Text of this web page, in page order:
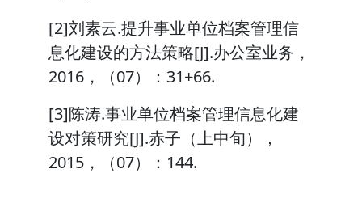
[2]刘素云.提升事业单位档案管理信
息化建设的方法策略[J].办公室业务，
2016，（07）：31+66.
[3]陈涛.事业单位档案管理信息化建
设对策研究[J].赤子（上中旬），
2015，（07）：144.